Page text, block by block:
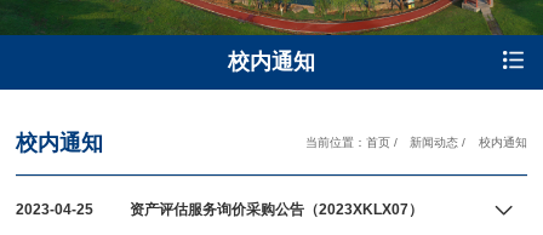
校内通知
当前位置： 首页 / 新闻动态 / 校内通知
校内通知
2023-04-25 资产评估服务询价采购公告（2023XKLX07）